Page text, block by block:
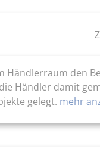
Händlerraum den
Händler damit
gelegt. mehr